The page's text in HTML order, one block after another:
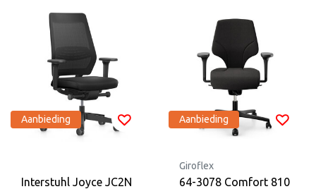
Aanbieding
Interstuhl Joyce JC2N
Aanbieding
Giroflex
64-3078 Comfort 810